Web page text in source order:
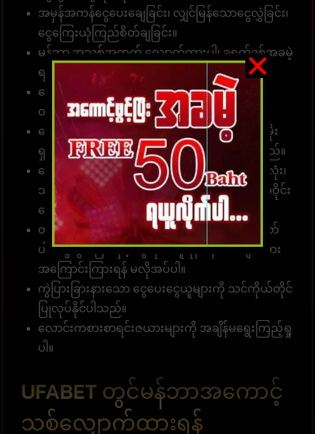
အမှန်အကန်ငွေပေးချေခြင်း၊ လျှင်မြန်သောငွေလွှဲခြင်း၊
ငွေကြေးယုံကြည်စိတ်ချခြင်း။
မန်ဘာ အသစ်အတွက် လျှောက်ထားပါ၊ ခရက်ဒစ်အခမဲ့
ရယူပါ၊ အမှန်တကယ်ငွေကို ပေးချရပါမယ်။
ခေါ်ဆိုရေးစင်တာအဖွဲ့သည် တစ်နေ့လျှင် 24 နာရီ
ဝန်ဆောင်မှုရရှိနိုင်သည်။
ဘောနပ်စ်များ၊ အခမဲ့ ခရက်ဒစ်များနှင့် အခြားပရိုမိုး
ရှင်းများစွာကို ပေးဆောင်ရန် လှုပ်ရှားမှုများရှိပါသည်။
ဘောလုံးလောင်းကစားအဆင့်၊ အကြိုက်ဆုံးဘောလုံး၊
သတ်မှတ်ဘောလုံး၊ တစ်ခုတည်းသောဘောလုံး၊ အဝိုင်း
ဘောလုံး၊ ၂ တွဲသာ
တိုက်ရိုက်ဝဘ်၊ ကြားခံမရှိ။ အေးဂျင့်မှတဆင့်မဟုတ်
ပါ။ ငွေသွင်းခြင်းနှင့် ငွေထုတ်ယူရန် ဝန်ထမ်းများအား
အကြောင်းကြားရန် မလိုအပ်ပါ။
ကွဲပြားခြားနားသော ငွေပေးငွေယူများကို သင်ကိုယ်တိုင်
ပြုလုပ်နိုင်ပါသည်။
လောင်းကစားစာရင်းဇယားများကို အချိန်မရွေးကြည့်ရှု
ပါ။
UFABET တွင်မန်ဘာအကောင့်
သစ်လျှောက်ထားရန်